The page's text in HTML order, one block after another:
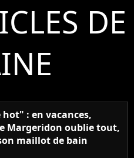
DE
hot" : en vacances,
Margeridon oublie tout,
maillot de bain